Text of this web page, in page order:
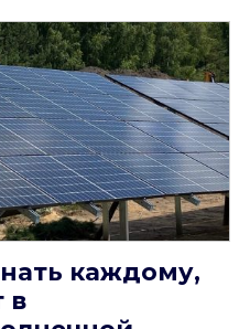
каждому,
в